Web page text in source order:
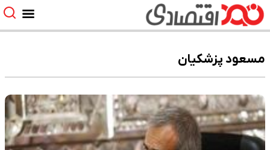
مسعود پزشکیان